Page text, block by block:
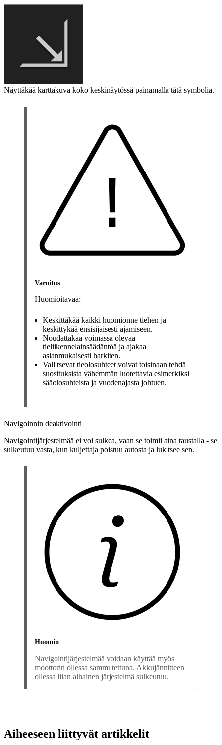
Näyttäkää karttakuva koko keskinäytössä painamalla tätä symbolia.
Varoitus
Huomioitavaa:
Keskittäkää kaikki huomionne tiehen ja
keskittykää ensisijaisesti ajamiseen.
Noudattakaa voimassa olevaa
tieliikennelainsäädäntöä ja ajakaa
asianmukaisesti harkiten.
Vallitsevat tieolosuhteet voivat toisinaan tehdä
suosituksista vähemmän luotettavia esimerkiksi
sääolosuhteista ja vuodenajasta johtuen.
Navigoinnin deaktivointi
Navigointijärjestelmää ei voi sulkea, vaan se toimii aina taustalla - se
sulkeutuu vasta, kun kuljettaja poistuu autosta ja lukitsee sen.
Huomio
Navigointijärjestelmää voidaan käyttää myös
moottorin ollessa sammutettuna. Akkujännitteen
ollessa liian alhainen järjestelmä sulkeutuu.
Aiheeseen liittyvät artikkelit